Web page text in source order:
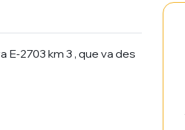
2703 km 3 , que va des